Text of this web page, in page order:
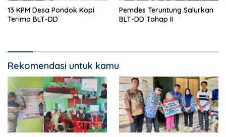
13 KPM Desa Pondok Kopi
Terima BLT-DD
Pemdes Teruntung Salurkan
BLT-DD Tahap II
Rekomendasi untuk kamu